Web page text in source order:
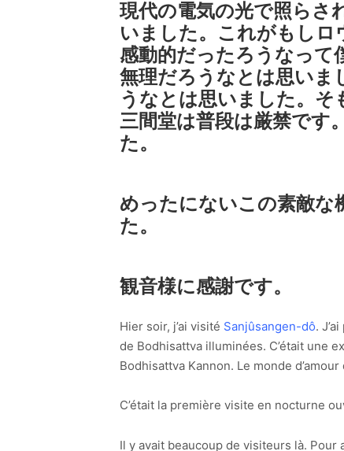
現代の電気の光で照らさ
いました。これがもしロ
感動的だったろうなって
無理だろうなとは思いま
うなとは思いました。そ
三間堂は普段は厳禁です
た。
めったにないこの素敵な
た。
観音様に感謝です。
Hier soir, j’ai visité Sanjûsangen-dô.
de Bodhisattva illuminées. C’était une
Bodhisattva Kannon. Le monde
C’était la première visite en nocturne
Il y avait beaucoup de visiteurs là. Pour